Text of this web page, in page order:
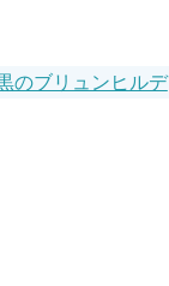
のブリュンヒルデ